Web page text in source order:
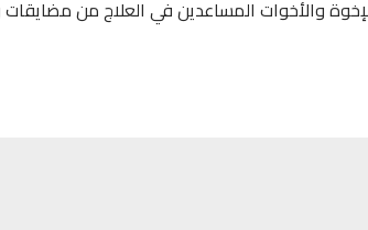
والأخوات المساعدين في العلاج من